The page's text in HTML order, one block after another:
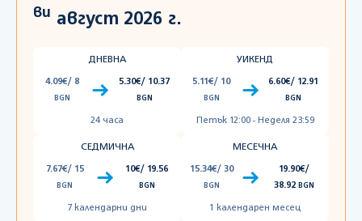
ви август 2026 г.
ДНЕВНА
4.09€/ 8
BGN
5.30€/ 10.37
BGN
24 часа
УИКЕНД
5.11€/ 10
BGN
6.60€/ 12.91
BGN
Петък 12:00 - Неделя 23:59
СЕДМИЧНА
7.67€/ 15
BGN
10€/ 19.56
BGN
7 календарни дни
МЕСЕЧНА
15.34€/ 30
BGN
19.90€/
38.92 BGN
1 календарен месец